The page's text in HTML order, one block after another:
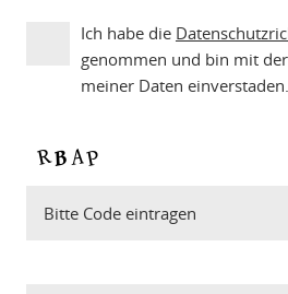
Ich habe die
genommen und bin mit
meiner Daten einverstaden.